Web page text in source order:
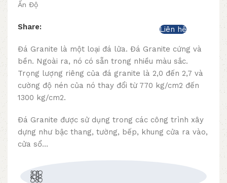
Ấn Độ
Share: Liên hệ
Đá Granite là một loại đá lửa. Đá Granite cứng và
bền. Ngoài ra, nó có sẵn trong nhiều màu sắc.
Trọng lượng riêng của đá granite là 2,0 đến 2,7 và
cường độ nén của nó thay đổi từ 770 kg/cm2 đến
1300 kg/cm2.
Đá Granite được sử dụng trong các công trình xây
dựng như bậc thang, tường, bếp, khung cửa ra vào,
cửa sổ…